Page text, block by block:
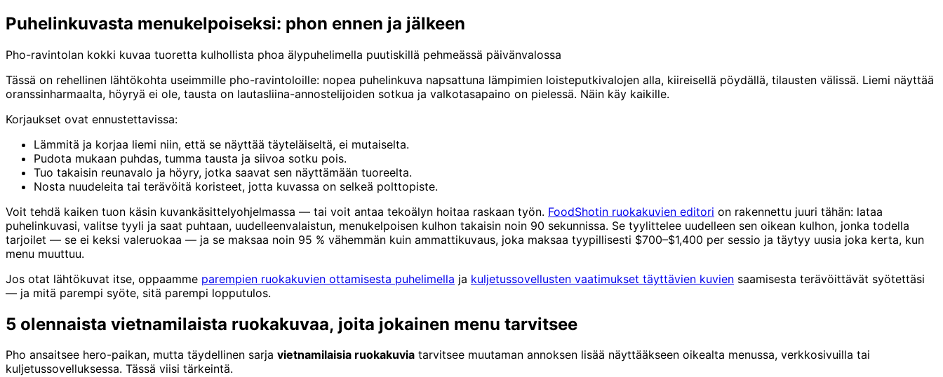
Puhelinkuvasta menukelpoiseksi: phon ennen ja jälkeen
Pho-ravintolan kokki kuvaa tuoretta kulhollista phoa älypuhelimella puutiskillä pehmeässä päivänvalossa
Tässä on rehellinen lähtökohta useimmille pho-ravintoloille: nopea puhelinkuva napsattuna lämpimien loisteputkivalojen alla, kiireisellä pöydällä, tilausten välissä. Liemi näyttää
oranssinharmaalta, höyryä ei ole, tausta on lautasliina-annostelijoiden sotkua ja valkotasapaino on pielessä. Näin käy kaikille.
Korjaukset ovat ennustettavissa:
Lämmitä ja korjaa liemi niin, että se näyttää täyteläiseltä, ei mutaiselta.
Pudota mukaan puhdas, tumma tausta ja siivoa sotku pois.
Tuo takaisin reunavalo ja höyry, jotka saavat sen näyttämään tuoreelta.
Nosta nuudeleita tai terävöitä koristeet, jotta kuvassa on selkeä polttopiste.
Voit tehdä kaiken tuon käsin kuvankäsittelyohjelmassa — tai voit antaa tekoälyn hoitaa raskaan työn. FoodShotin ruokakuvien editori on rakennettu juuri tähän: lataa
puhelinkuvasi, valitse tyyli ja saat puhtaan, uudelleenvalaistun, menukelpoisen kulhon takaisin noin 90 sekunnissa. Se tyylittelee uudelleen sen oikean kulhon, jonka todella
tarjoilet — se ei keksi valeruokaa — ja se maksaa noin 95 % vähemmän kuin ammattikuvaus, joka maksaa tyypillisesti $700–$1,400 per sessio ja täytyy uusia joka kerta, kun
menu muuttuu.
Jos otat lähtökuvat itse, oppaamme parempien ruokakuvien ottamisesta puhelimella ja kuljetussovellusten vaatimukset täyttävien kuvien saamisesta terävöittävät syötettäsi
— ja mitä parempi syöte, sitä parempi lopputulos.
5 olennaista vietnamilaista ruokakuvaa, joita jokainen menu tarvitsee
Pho ansaitsee hero-paikan, mutta täydellinen sarja vietnamilaisia ruokakuvia tarvitsee muutaman annoksen lisää näyttääkseen oikealta menussa, verkkosivuilla tai
kuljetussovelluksessa. Tässä viisi tärkeintä.